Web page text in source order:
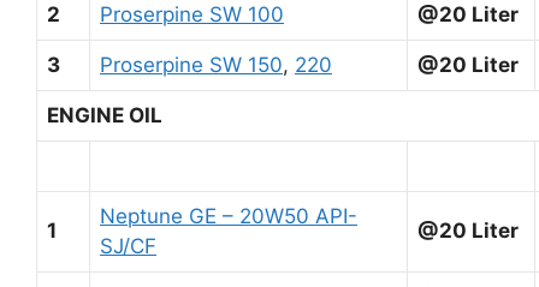
2 Proserpine SW 100 @20 Liter
3 Proserpine SW 150, 220 @20 Liter
ENGINE OIL
1
Neptune GE – 20W50 API-
SJ/CF
@20 Liter